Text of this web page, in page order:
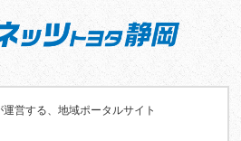
営する、地域ポータルサイト